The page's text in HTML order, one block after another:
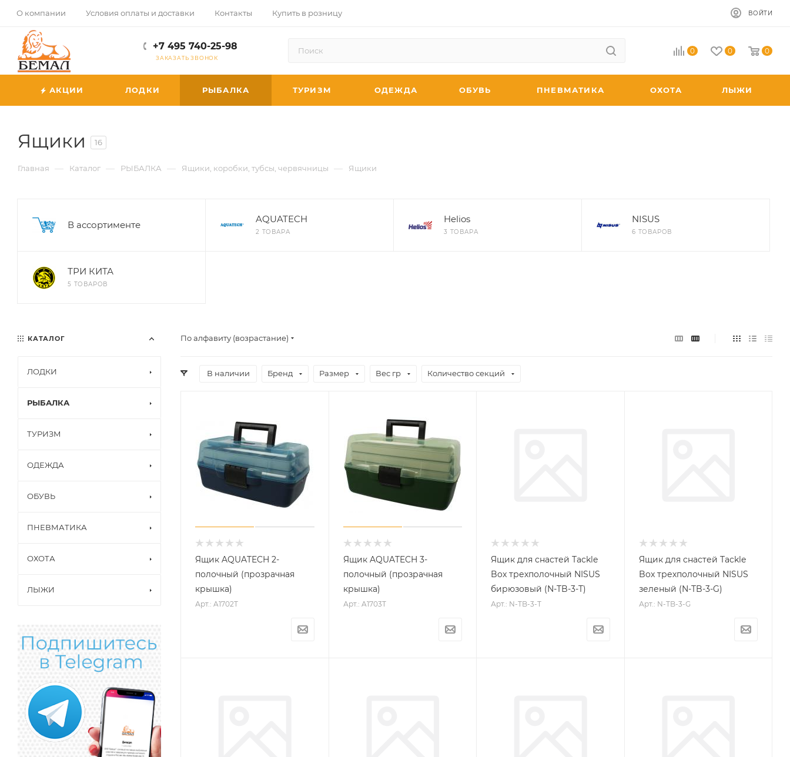
О компании Условия оплаты и доставки Контакты Купить в розницу ВОЙТИ
+7 495 740-25-98
ЗАКАЗАТЬ ЗВОНОК
0 0 0
АКЦИИ ЛОДКИ РЫБАЛКА ТУРИЗМ ОДЕЖДА ОБУВЬ ПНЕВМАТИКА ОХОТА ЛЫЖИ
Ящики 16
Главная — Каталог — РЫБАЛКА — Ящики, коробки, тубсы, червячницы — Ящики
В ассортименте
AQUATECH
2 ТОВАРА
Helios
3 ТОВАРА
NISUS
6 ТОВАРОВ
ТРИ КИТА
5 ТОВАРОВ
По алфавиту (возрастание)
В наличии Бренд Размер Вес гр Количество секций
Ящик AQUATECH 2-
полочный (прозрачная
крышка)
Арт.: A1702T
Ящик AQUATECH 3-
полочный (прозрачная
крышка)
Арт.: A1703T
Ящик для снастей Tackle
Box трехполочный NISUS
бирюзовый (N-TB-3-T)
Арт.: N-TB-3-T
Ящик для снастей Tackle
Box трехполочный NISUS
зеленый (N-TB-3-G)
Арт.: N-TB-3-G
КАТАЛОГ
ЛОДКИ
РЫБАЛКА
ТУРИЗМ
ОДЕЖДА
ОБУВЬ
ПНЕВМАТИКА
ОХОТА
ЛЫЖИ